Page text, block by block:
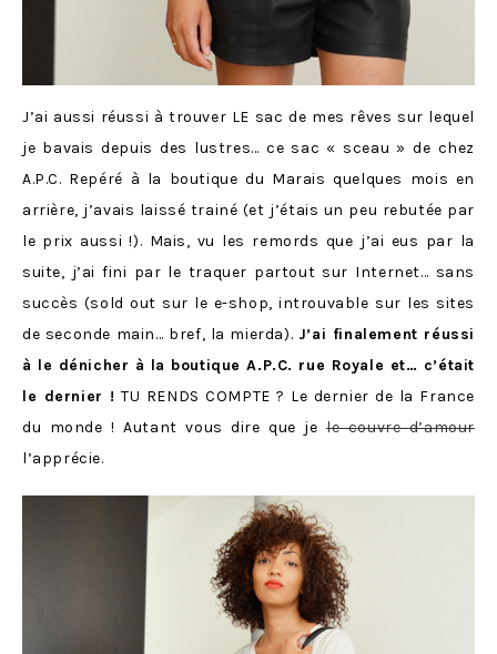
J’ai aussi réussi à trouver LE sac de mes rêves sur lequel
je bavais depuis des lustres… ce sac « sceau » de chez
A.P.C. Repéré à la boutique du Marais quelques mois en
arrière, j’avais laissé trainé (et j’étais un peu rebutée par
le prix aussi !). Mais, vu les remords que j’ai eus par la
suite, j’ai fini par le traquer partout sur Internet… sans
succès (sold out sur le e-shop, introuvable sur les sites
de seconde main… bref, la mierda). J’ai finalement réussi
à le dénicher à la boutique A.P.C. rue Royale et… c’était
le dernier ! TU RENDS COMPTE ? Le dernier de la France
du monde ! Autant vous dire que jele couvre d’amour
l’apprécie.